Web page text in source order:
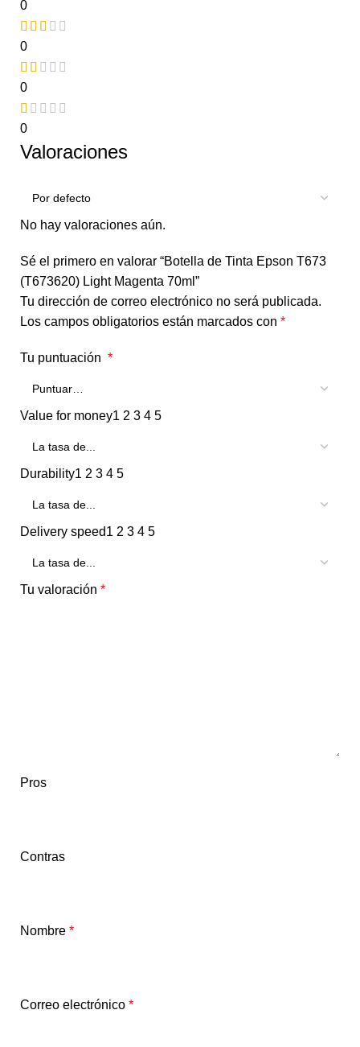
0
0
0
0
Valoraciones
No hay valoraciones aún.
Sé el primero en valorar “Botella de Tinta Epson T673
(T673620) Light Magenta 70ml”
Tu dirección de correo electrónico no será publicada.
Los campos obligatorios están marcados con *
Tu puntuación *
Value for money1 2 3 4 5
Durability1 2 3 4 5
Delivery speed1 2 3 4 5
Tu valoración *
Pros
Contras
Nombre *
Correo electrónico *